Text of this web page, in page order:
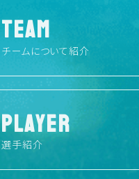
TEAM
チームについて紹介
PLAYER
選手紹介